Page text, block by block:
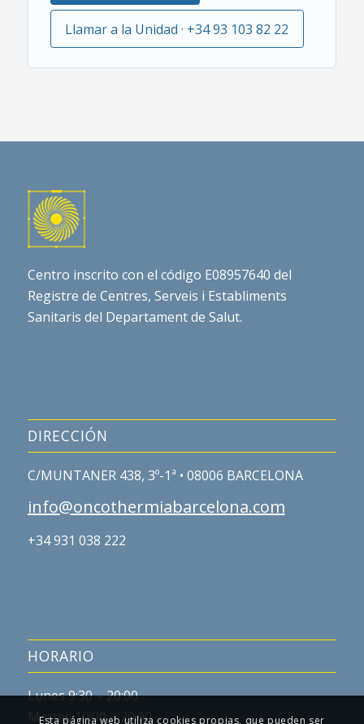
Llamar a la Unidad · +34 93 103 82 22
Centro inscrito con el código E08957640 del
Registre de Centres, Serveis i Establiments
Sanitaris del Departament de Salut.
DIRECCIÓN
C/MUNTANER 438, 3º-1ª • 08006 BARCELONA
info@oncothermiabarcelona.com
+34 931 038 222
HORARIO
Lunes 9:30 – 20:00
Martes 10:00 – 20:00
Esta página web utiliza cookies propias, que pueden ser